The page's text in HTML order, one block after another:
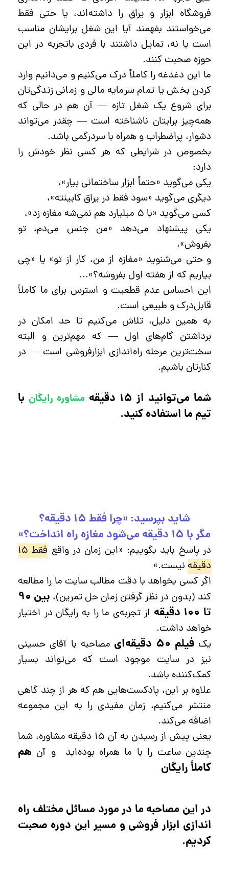
فروشگاه ابزار و یراق را داشته‌اند، یا حتی فقط
می‌خواستند بفهمند آیا این شغل برایشان مناسب
است یا نه، تمایل داشتند با فردی باتجربه در این
حوزه صحبت کنند.
ما این دغدغه را کاملاً درک می‌کنیم و می‌دانیم وارد
کردن بخش یا تمام سرمایه مالی و زمانی زندگی‌تان
برای شروع یک شغل تازه — آن هم در حالی که
همه‌چیز برایتان ناشناخته است — چقدر می‌تواند
دشوار، پراضطراب و همراه با سردرگمی باشد.
بخصوص در شرایطی که هر کسی نظر خودش را
دارد:
یکی می‌گوید «حتماً ابزار ساختمانی بیار»،
دیگری می‌گوید «سود فقط در یراق کابینته»،
کسی می‌گوید «با ۵ میلیارد هم نمی‌شه مغازه زد»،
یکی پیشنهاد می‌دهد «من جنس می‌دم، تو
بفروش»،
و حتی می‌شنوید «مغازه از من، کار از تو» یا «چی
بیاریم که از هفته اول بفروشه؟»...
این احساس عدم قطعیت و استرس برای ما کاملاً
قابل‌درک و طبیعی است.
به همین دلیل، تلاش می‌کنیم تا حد امکان در
برداشتن گام‌های اول — که مهم‌ترین و البته
سخت‌ترین مرحله راه‌اندازی ابزارفروشی است — در
کنارتان باشیم.
شما می‌توانید از ۱۵ دقیقه مشاوره رایگان با
تیم ما استفاده کنید.
شاید بپرسید: «چرا فقط ۱۵ دقیقه؟
مگر با ۱۵ دقیقه می‌شود مغازه راه انداخت؟»
در پاسخ باید بگوییم: «این زمان در واقع
فقط ۱۵
دقیقه نیست.»
اگر کسی بخواهد با دقت مطالب سایت ما را مطالعه
کند (بدون در نظر گرفتن زمان حل تمرین)،
بین ۹۰
تا ۱۰۰ دقیقه
از تجربه‌ی ما را به رایگان در اختیار
خواهد داشت.
یک فیلم ۵۰ دقیقه‌ای
مصاحبه با آقای حسینی
نیز در سایت موجود است که می‌تواند بسیار
کمک‌کننده باشد.
علاوه بر این، پادکست‌هایی هم که هر از چند گاهی
منتشر می‌کنیم، زمان مفیدی را به این مجموعه
اضافه می‌کند.
یعنی پیش از رسیدن به آن ۱۵ دقیقه مشاوره، شما
چندین ساعت را با ما همراه بوده‌اید و آن هم
کاملاً رایگان
در این مصاحبه ما در مورد مسائل مختلف راه
اندازی ابزار فروشی و مسیر این دوره صحبت
کردیم.